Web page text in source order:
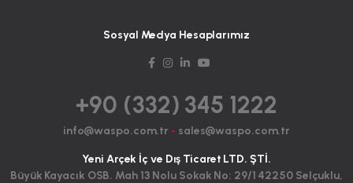
Sosyal Medya Hesaplarımız
+90 (332) 345 1222
info@waspo.com.tr - sales@waspo.com.tr
Yeni Arçek İç ve Dış Ticaret LTD. ŞTİ.
Büyük Kayacık OSB. Mah 13 Nolu Sokak No: 29/1 42250 Selçuklu,